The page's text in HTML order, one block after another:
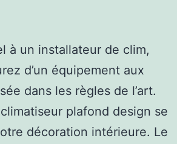
à un installateur de clim,
d’un équipement aux
dans les règles de l’art.
plafond design se
décoration intérieure. Le